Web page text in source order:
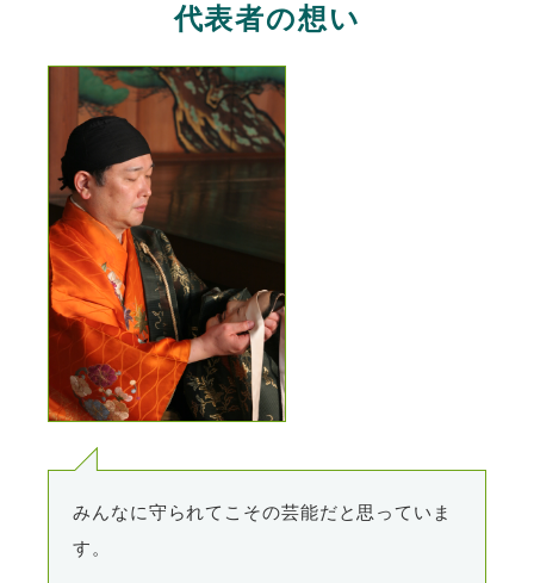
代表者の想い
みんなに守られてこその芸能だと思っていま
す。